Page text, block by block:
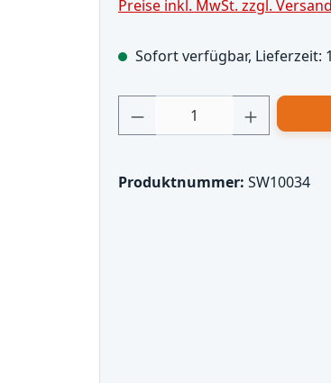
Preise inkl. MwSt. zzgl.
Sofort verfügbar, Lieferzeit:
Produkt Anzahl:
Produktnummer: SW10034